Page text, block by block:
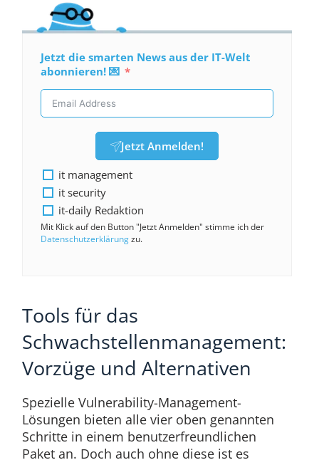
Jetzt die smarten News aus der IT-Welt
abonnieren! 💌
Jetzt Anmelden!
it management
it security
it-daily Redaktion
Mit Klick auf den Button "Jetzt Anmelden" stimme ich der
Datenschutzerklärungzu.
Tools für das
Schwachstellenmanagement:
Vorzüge und Alternativen
Spezielle Vulnerability-Management-
Lösungen bieten alle vier oben genannten
Schritte in einem benutzerfreundlichen
Paket an. Doch auch ohne diese ist es